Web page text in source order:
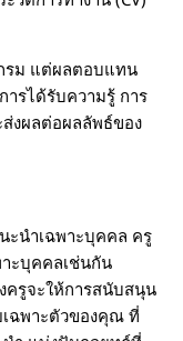
รม แต่ผลตอบแทน
รได้รับความรู้ การ
งผลต่อผลลัพธ์ของ
ะนำเฉพาะบุคคล ครู
ะบุคคลเช่นกัน
ครูจะให้การสนับสนุน
ฉพาะตัวของคุณ ที่